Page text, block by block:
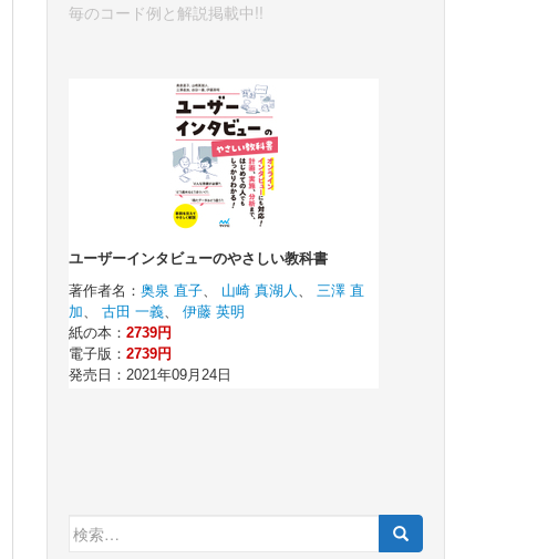
毎のコード例と解説掲載中!!
検
索: